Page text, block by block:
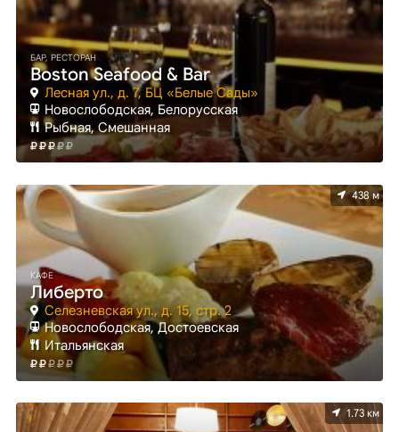
БАР, РЕСТОРАН
Boston Seafood & Bar
Лесная ул., д. 7, БЦ «Белые Сады»
Новослободская, Белорусская
Рыбная, Смешанная
438 м
КАФЕ
Либерто
Селезневская ул., д. 15, стр. 2
Новослободская, Достоевская
Итальянская
1.73 км